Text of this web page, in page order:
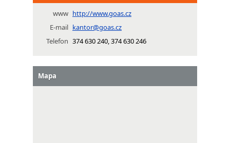
www http://www.goas.cz
E-mail kantor@goas.cz
Telefon 374 630 240, 374 630 246
Mapa